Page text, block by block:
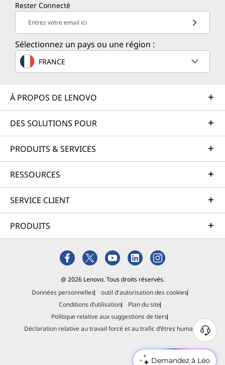
Demandez à Léo
Rester Connecté
Entrez votre email ici
Sélectionnez un pays ou une région :
FRANCE
À PROPOS DE LENOVO
DES SOLUTIONS POUR
PRODUITS & SERVICES
RESSOURCES
SERVICE CLIENT
PRODUITS
@ 2026 Lenovo. Tous droits réservés.
Données personnelles
outil d'autorisation des cookies
Conditions d’utilisation
Plan du site
Politique relative aux suggestions de tiers
Déclaration relative au travail forcé et au trafic d'êtres humains